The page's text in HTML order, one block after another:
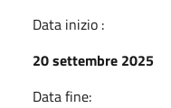
Data inizio :
20 settembre 2025
Data fine: